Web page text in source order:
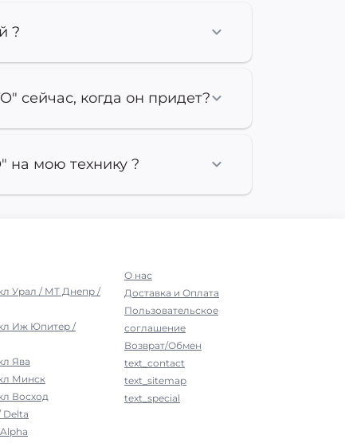
?
сейчас, когда он придет?
на мою технику ?
Урал / МТ Днепр /
Иж Юпитер /
Ява
Минск
Восход
Delta
О нас
Доставка и Оплата
Пользовательское
соглашение
Возврат/Обмен
text_contact
text_sitemap
text_special